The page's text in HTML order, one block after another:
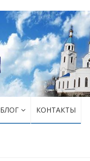
БЛОГ КОНТАКТЫ